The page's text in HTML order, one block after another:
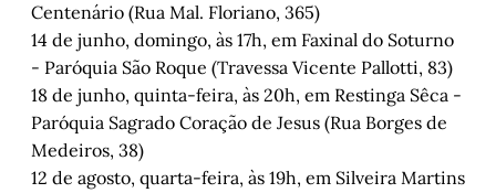
Centenário (Rua Mal. Floriano, 365)
14 de junho, domingo, às 17h, em Faxinal do Soturno
- Paróquia São Roque (Travessa Vicente Pallotti, 83)
18 de junho, quinta-feira, às 20h, em Restinga Sêca -
Paróquia Sagrado Coração de Jesus (Rua Borges de
Medeiros, 38)
12 de agosto, quarta-feira, às 19h, em Silveira Martins